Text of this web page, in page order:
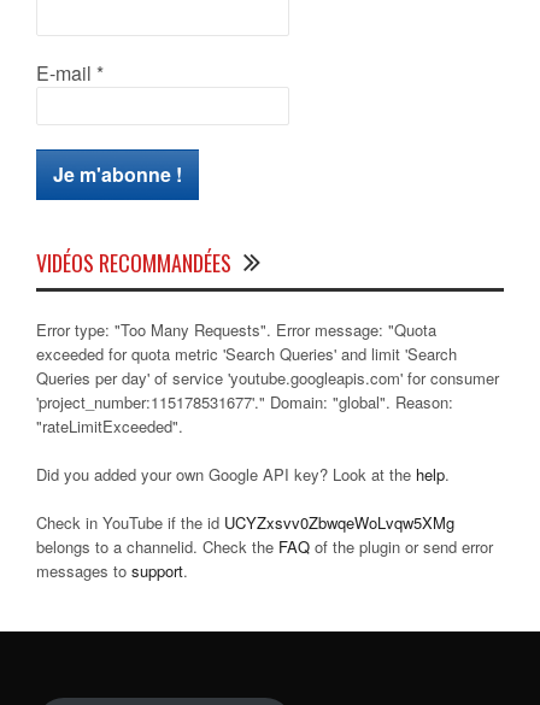
E-mail *
VIDÉOS RECOMMANDÉES
Error type: "Too Many Requests". Error message: "Quota
exceeded for quota metric 'Search Queries' and limit 'Search
Queries per day' of service 'youtube.googleapis.com' for consumer
'project_number:115178531677'." Domain: "global". Reason:
"rateLimitExceeded".
Did you added your own Google API key? Look at the help.
Check in YouTube if the id UCYZxsvv0ZbwqeWoLvqw5XMg
belongs to a channelid. Check the FAQ of the plugin or send error
messages to support.